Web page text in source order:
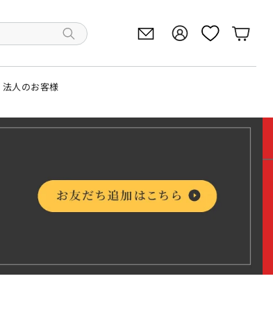
キーワードから商品を検索
アカウントアカウント カー
込
ー
ド
ード使い方ガイド
法人のお客様